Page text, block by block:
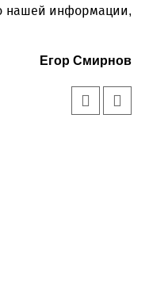
нашей информации,
Егор Смирнов